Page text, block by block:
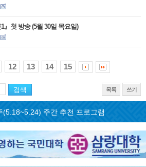
』첫 방송 (5월 30일 목요일)
12 13 14 15
목록 쓰기
(5.25~5.31) 주간 추천 프로그램
(5.18~5.24) 주간 추천 프로그램
막주(4.27~5.3) 주간 추천 프로그램
(4.20~4.26) 주간 추천 프로그램
(4.6~4.12) 주간 추천 프로그램
(3.30~4.5) 주간 추천 프로그램